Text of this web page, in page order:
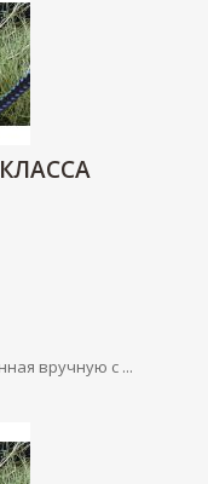
вручную с ...